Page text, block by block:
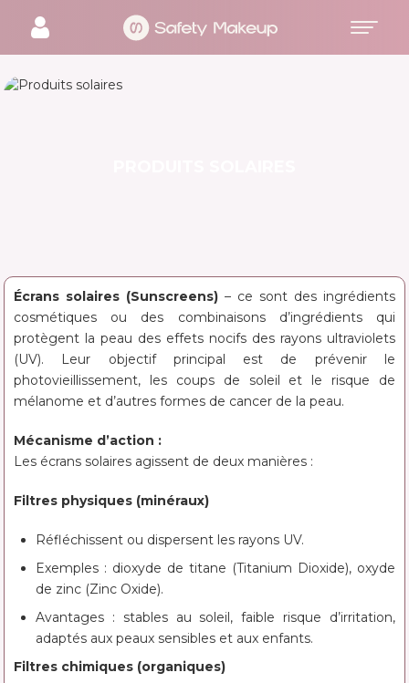
Écrans solaires (Sunscreens) – ce sont des ingrédients
cosmétiques ou des combinaisons d’ingrédients qui
protègent la peau des effets nocifs des rayons ultraviolets
(UV). Leur objectif principal est de prévenir le
photovieillissement, les coups de soleil et le risque de
mélanome et d’autres formes de cancer de la peau.
Mécanisme d’action :
Les écrans solaires agissent de deux manières :
Filtres physiques (minéraux)
Réfléchissent ou dispersent les rayons UV.
Exemples : dioxyde de titane (Titanium Dioxide), oxyde
de zinc (Zinc Oxide).
Avantages : stables au soleil, faible risque d’irritation,
adaptés aux peaux sensibles et aux enfants.
Filtres chimiques (organiques)